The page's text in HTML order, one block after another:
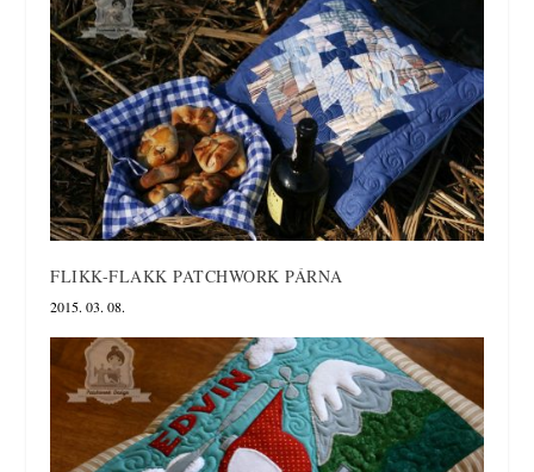
FLIKK-FLAKK PATCHWORK PÁRNA
2015. 03. 08.